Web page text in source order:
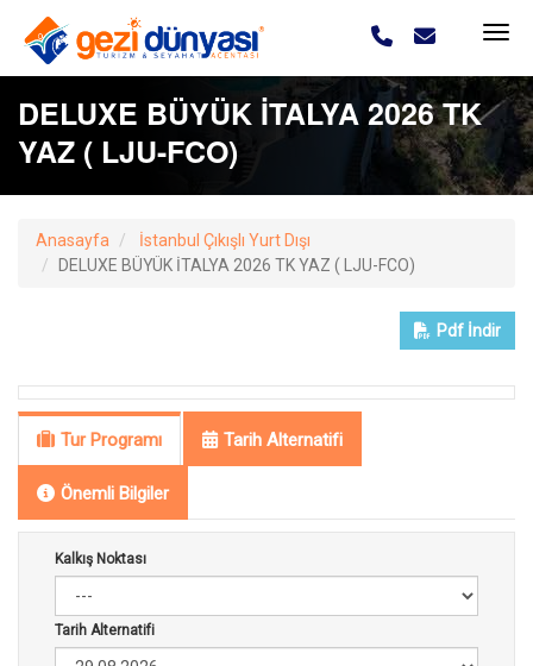
DELUXE BÜYÜK İTALYA 2026 TK
YAZ ( LJU-FCO)
Anasayfa
İstanbul Çıkışlı Yurt Dışı
DELUXE BÜYÜK İTALYA 2026 TK YAZ ( LJU-FCO)
Pdf İndir
Tur Programı Tarih Alternatifi
Önemli Bilgiler
Kalkış Noktası
Tarih Alternatifi